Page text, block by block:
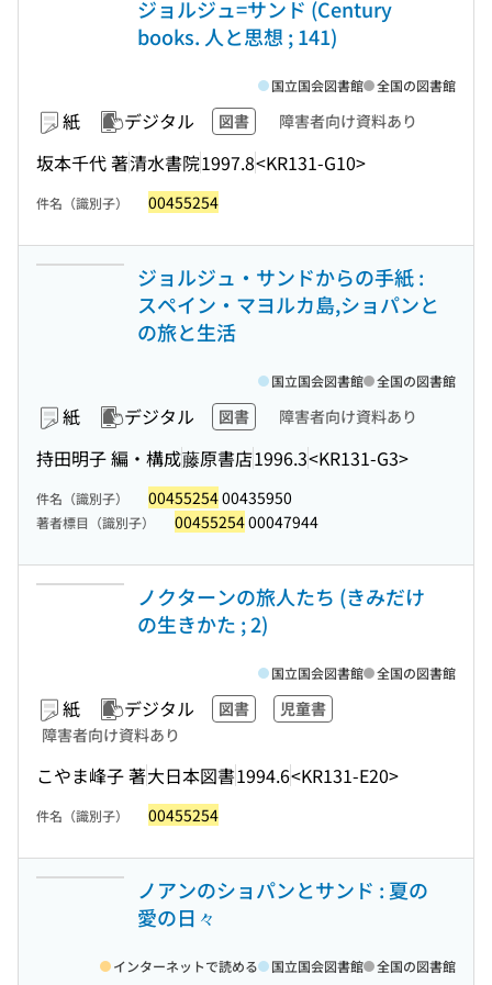
ジョルジュ=サンド (Century
books. 人と思想 ; 141)
紙 デジタル 図書 障害者向け資料あり
坂本千代 著清水書院1997.8<KR131-G10>
国立国会図書館 全国の図書館
件名（識別子） 00455254
ジョルジュ・サンドからの手紙 :
スペイン・マヨルカ島,ショパンと
の旅と生活
紙 デジタル 図書 障害者向け資料あり
持田明子 編・構成藤原書店1996.3<KR131-G3>
国立国会図書館 全国の図書館
件名（識別子） 0045525400435950
著者標目（識別子） 0045525400047944
ノクターンの旅人たち (きみだけ
の生きかた ; 2)
紙 デジタル 図書
児童書
障害者向け資料あり
こやま峰子 著大日本図書1994.6<KR131-E20>
国立国会図書館 全国の図書館
件名（識別子） 00455254
ノアンのショパンとサンド : 夏の
愛の日々
インターネットで読める 国立国会図書館 全国の図書館